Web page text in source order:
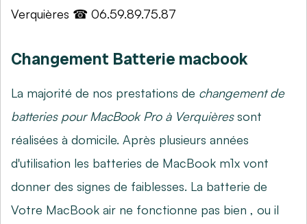
Changement Batterie macbook
La majorité de nos prestations de changement de
batteries pour MacBook Pro à Verquièressont
réalisées à domicile. Après plusieurs années
d'utilisation les batteries de MacBook m1x vont
donner des signes de faiblesses. La batterie de
Votre MacBook air ne fonctionne pas bien , ou il